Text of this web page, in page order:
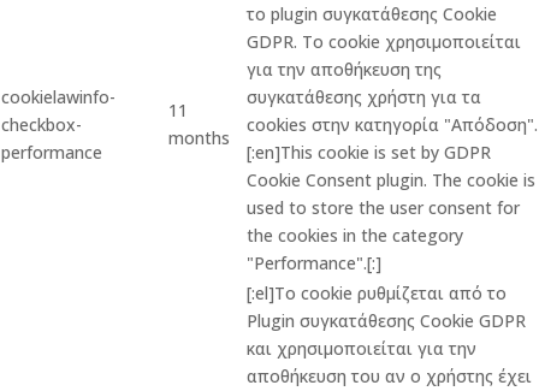
cookielawinfo-
checkbox-
performance
11
months
το plugin συγκατάθεσης Cookie
GDPR. Το cookie χρησιμοποιείται
για την αποθήκευση της
συγκατάθεσης χρήστη για τα
cookies στην κατηγορία "Απόδοση".
[:en]This cookie is set by GDPR
Cookie Consent plugin. The cookie is
used to store the user consent for
the cookies in the category
"Performance".[:]
[:el]Το cookie ρυθμίζεται από το
Plugin συγκατάθεσης Cookie GDPR
και χρησιμοποιείται για την
αποθήκευση του αν ο χρήστης έχει